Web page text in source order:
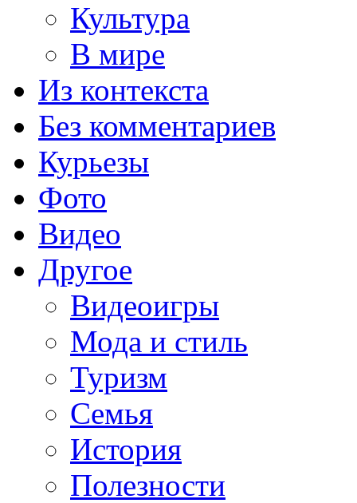
Культура
В мире
Из контекста
Без комментариев
Курьезы
Фото
Видео
Другое
Видеоигры
Мода и стиль
Туризм
Семья
История
Полезности